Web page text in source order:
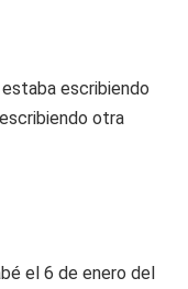
escribiendo
otra
el 6 de enero del